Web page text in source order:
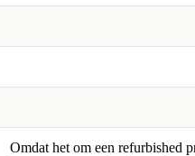
Omdat het om een refurbished